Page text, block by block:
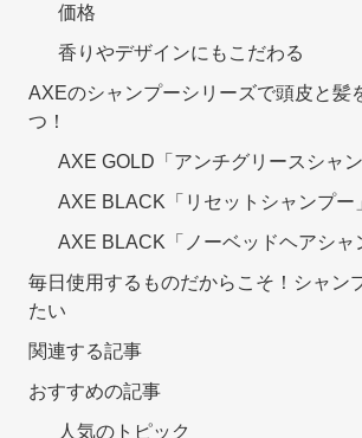
価格
香りやデザインにもこだわる
AXEのシャンプーシリーズで頭皮と髪
つ！
AXE GOLD「アンチグリースシャン
AXE BLACK「リセットシャンプー
AXE BLACK「ノーベッドヘアシャ
毎日使用するものだからこそ！シャン
たい
関連する記事
おすすめの記事
人気のトピック